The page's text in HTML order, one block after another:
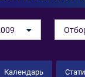
Календарь